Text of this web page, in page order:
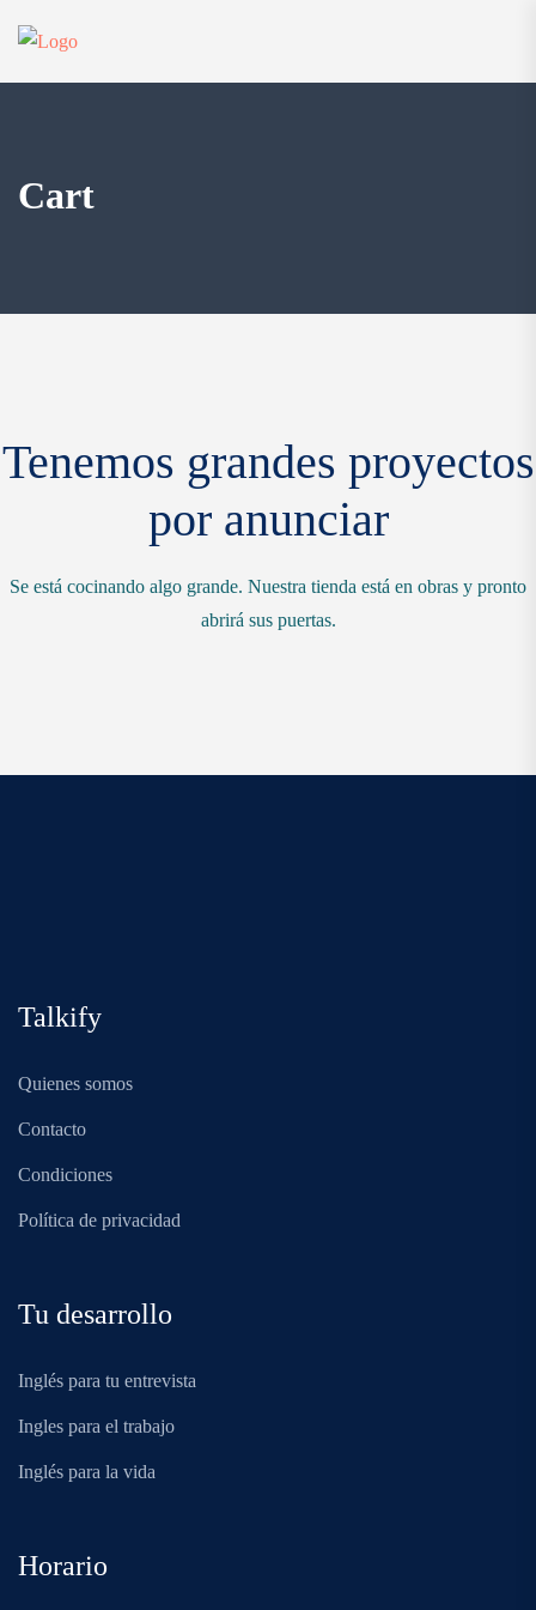
Cart
Tenemos grandes proyectos
por anunciar
Se está cocinando algo grande. Nuestra tienda está en obras y pronto
abrirá sus puertas.
Talkify
Quienes somos
Contacto
Condiciones
Política de privacidad
Tu desarrollo
Inglés para tu entrevista
Ingles para el trabajo
Inglés para la vida
Horario